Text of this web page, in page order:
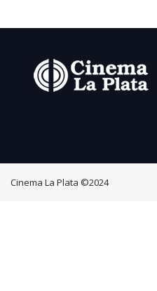
Cinema La Plata ©2024